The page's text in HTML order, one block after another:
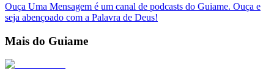
Ouça Uma Mensagem é um canal de podcasts do Guiame. Ouça e
seja abençoado com a Palavra de Deus!
Mais do Guiame